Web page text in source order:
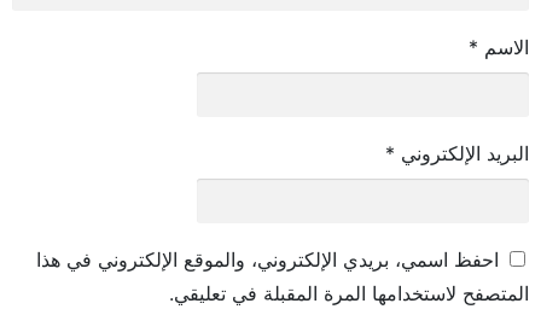
الاسم *
البريد الإلكتروني *
احفظ اسمي، بريدي الإلكتروني، والموقع الإلكتروني في هذا
المتصفح لاستخدامها المرة المقبلة في تعليقي.